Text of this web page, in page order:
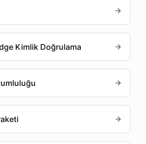
Kimlik Doğrulama